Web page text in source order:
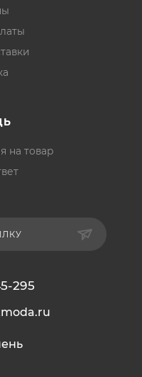
на товар
295